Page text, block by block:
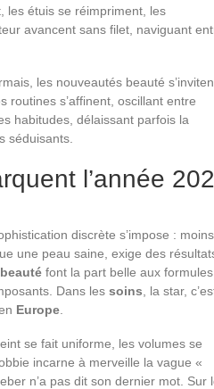
les étuis se réimpriment, les
avancent sans filet, naviguant
les nouveautés beauté
routines s’affinent, oscillant entre
habitudes, délaissant parfois la
séduisants.
l’année
discrète s’impose :
une peau saine, exige des
font la part belle aux formules
Dans les soins , la star,
Europe
se fait uniforme, les volumes se
incarne à merveille la vague «
n’a pas dit son dernier mot. Sur